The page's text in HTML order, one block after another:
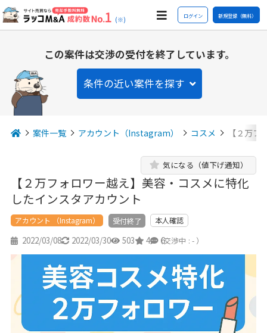
(※) ログイン 新規登録（無料）
この案件は交渉の受付を終了しています。
条件の近い案件を探す
案件一覧 アカウント（Instagram） コスメ 【２万
【２万フォロワー越え】美容・コスメに特化
したインスタアカウント
気になる（値下げ通知）
アカウント （Instagram） 受付終了 本人確認
2022/03/08 2022/03/30 503 4 6
（交渉中 : - ）